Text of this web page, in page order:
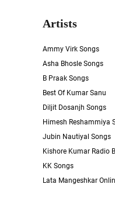
Artists
Ammy Virk Songs
Asha Bhosle Songs
B Praak Songs
Best Of Kumar Sanu
Diljit Dosanjh Songs
Himesh Reshammiya
Jubin Nautiyal Songs
Kishore Kumar Radio
KK Songs
Lata Mangeshkar